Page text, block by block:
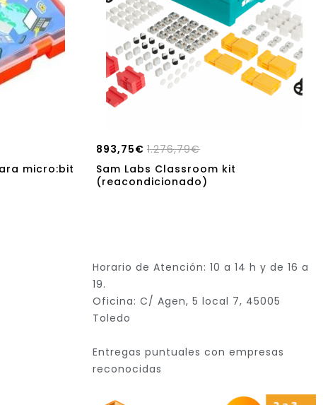
micro:bit
1.276,79€
893,75€
Sam Labs Classroom kit
(reacondicionado)
Horario de Atención: 10 a 14 h y de 16 a
19.
Oficina: C/ Agen, 5 local 7, 45005
Toledo
Entregas puntuales con empresas
reconocidas